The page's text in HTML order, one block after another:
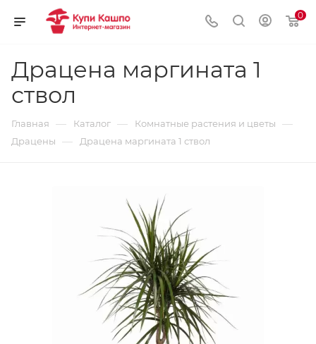
0
Драцена маргината 1
ствол
Главная — Каталог — Комнатные растения и цветы —
Драцены — Драцена маргината 1 ствол